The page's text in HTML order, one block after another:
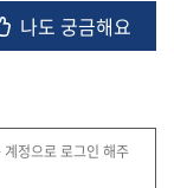
나도 궁금해요